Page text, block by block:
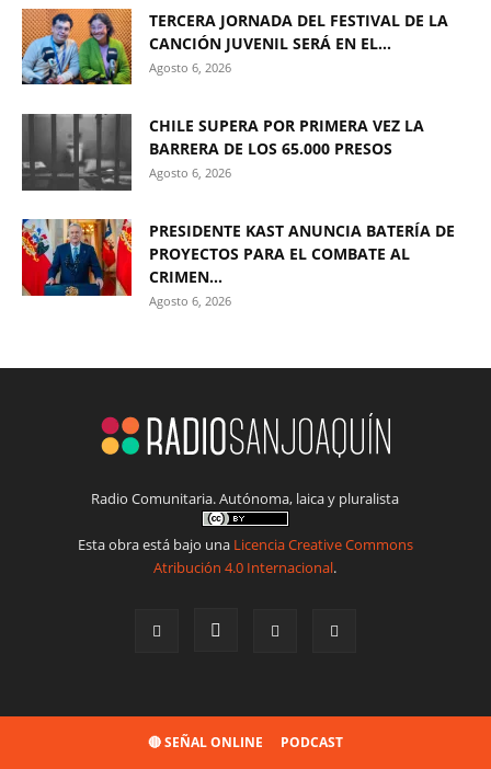
TERCERA JORNADA DEL FESTIVAL DE LA
CANCIÓN JUVENIL SERÁ EN EL...
Agosto 6, 2026
CHILE SUPERA POR PRIMERA VEZ LA
BARRERA DE LOS 65.000 PRESOS
Agosto 6, 2026
PRESIDENTE KAST ANUNCIA BATERÍA DE
PROYECTOS PARA EL COMBATE AL
CRIMEN...
Agosto 6, 2026
Radio Comunitaria. Autónoma, laica y pluralista
Esta obra está bajo una Licencia Creative Commons
Atribución 4.0 Internacional.
🔴 SEÑAL ONLINE PODCAST